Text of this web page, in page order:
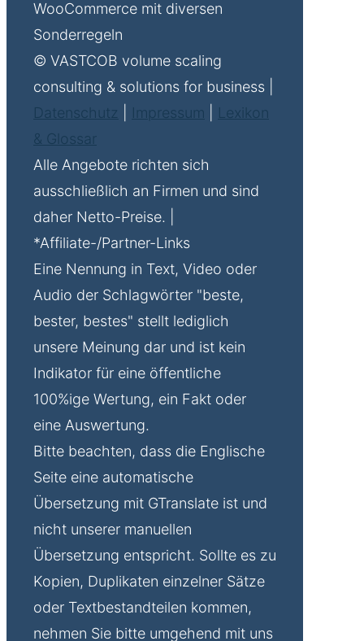
WooCommerce mit diversen
Sonderregeln
© VASTCOB volume scaling
consulting & solutions for business |
Datenschutz
Impressum
Lexikon
& Glossar
Alle Angebote richten sich
ausschließlich an Firmen und sind
daher Netto-Preise. |
*Affiliate-/Partner-Links
Eine Nennung in Text, Video oder
Audio der Schlagwörter "beste,
bester, bestes" stellt lediglich
unsere Meinung dar und ist kein
Indikator für eine öffentliche
100%ige Wertung, ein Fakt oder
eine Auswertung.
Bitte beachten, dass die Englische
Seite eine automatische
Übersetzung mit GTranslate ist und
nicht unserer manuellen
Übersetzung entspricht. Sollte es zu
Kopien, Duplikaten einzelner Sätze
oder Textbestandteilen kommen,
nehmen Sie bitte umgehend mit uns